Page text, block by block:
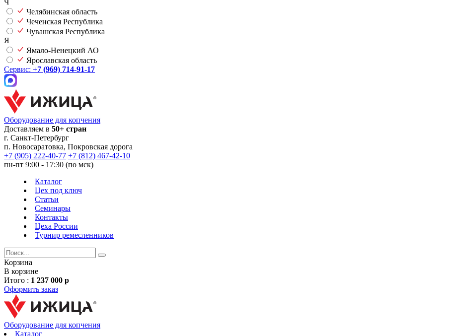
Ч
Челябинская область
Чеченская Республика
Чувашская Республика
Я
Ямало-Ненецкий АО
Ярославская область
Сервис: +7 (969) 714-91-17
Оборудование для копчения
Доставляем в 50+ стран
г. Санкт-Петербург
п. Новосаратовка, Покровская дорога
+7 (905) 222-40-77 +7 (812) 467-42-10
пн-пт 9:00 - 17:30 (по мск)
Каталог
Цех под ключ
Статьи
Семинары
Контакты
Цеха России
Турнир ремесленников
Корзина
В корзине
Итого : 1 237 000 р
Оформить заказ
Оборудование для копчения
Каталог